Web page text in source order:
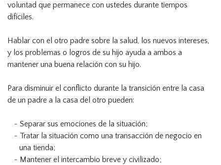
voluntad que permanece con ustedes durante tiempos
difíciles.
Hablar con el otro padre sobre la salud, los nuevos intereses,
y los problemas o logros de su hijo ayuda a ambos a
mantener una buena relación con su hijo.
Para disminuir el conflicto durante la transición entre la casa
de un padre a la casa del otro pueden:
Separar sus emociones de la situación;
Tratar la situación como una transacción de negocio en
una tienda;
Mantener el intercambio breve y civilizado;